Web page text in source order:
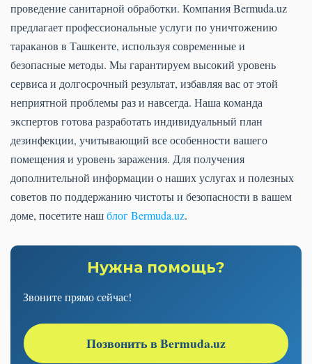
проведение санитарной обработки. Компания Bermuda.uz
предлагает профессиональные услуги по уничтожению
тараканов в Ташкенте, используя современные и
безопасные методы. Мы гарантируем высокий уровень
сервиса и долгосрочный результат, избавляя вас от этой
неприятной проблемы раз и навсегда. Наша команда
экспертов готова разработать индивидуальный план
дезинфекции, учитывающий все особенности вашего
помещения и уровень заражения. Для получения
дополнительной информации о наших услугах и полезных
советов по поддержанию чистоты и безопасности в вашем
доме, посетите нашблог Bermuda.uz.
Нужна помощь?
Звоните прямо сейчас!
Позвонить в Bermuda.uz